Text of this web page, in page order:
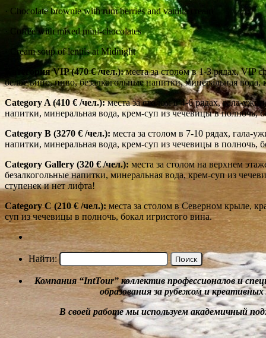
· Chocolate brownie with rum berries and vanilla cream
· Coffee with mixed mini-chocolates
· Cream soup of lentils at Midnight
Категория VIP (470 € /чел.):места за столом в 1-3 рядах, VIP
белое вино, пиво, безалкогольные напитки, минеральная
Category A (410 € /чел.):места за столом в 4-6 рядах, гала-
напитки, минеральная вода, крем-суп из чечевицы в полночь,
Category B (3270 € /чел.): места за столом в 7-10 рядах, гала-
напитки, минеральная вода, крем-суп из чечевицы в полночь,
Category Gallery (320 € /чел.): места за столом на верхнем
безалкогольные напитки, минеральная вода, крем-суп из
ступенек и нет лифта!
Category С (210 € /чел.): места за столом в Северном крыле,
суп из чечевицы в полночь, бокал игристого вина.
Найти:
Компания“IntTour” коллектив профессионалов и
образования за рубежом икреативных
В своей работе мыиспользуем академичный